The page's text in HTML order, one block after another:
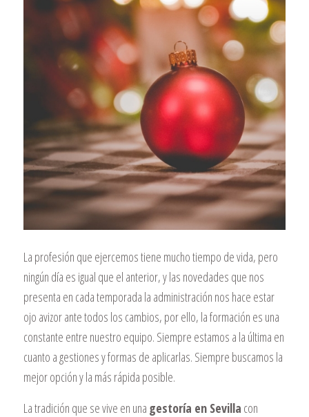
La profesión que ejercemos tiene mucho tiempo de vida, pero
ningún día es igual que el anterior, y las novedades que nos
presenta en cada temporada la administración nos hace estar
ojo avizor ante todos los cambios, por ello, la formación es una
constante entre nuestro equipo. Siempre estamos a la última en
cuanto a gestiones y formas de aplicarlas. Siempre buscamos la
mejor opción y la más rápida posible.
La tradición que se vive en una gestoría en Sevilla con